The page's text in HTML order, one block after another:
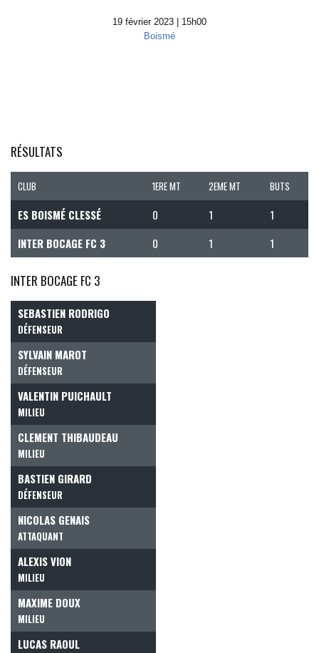
19 février 2023 | 15h00
Boismé
RÉSULTATS
CLUB 1ERE MT 2EME MT BUTS
ES BOISMÉ CLESSÉ 0 1
1
INTER BOCAGE FC 3
0 1 1
INTER BOCAGE FC 3
SEBASTIEN RODRIGO
DÉFENSEUR
SYLVAIN MAROT
DÉFENSEUR
VALENTIN PUICHAULT
MILIEU
CLEMENT THIBAUDEAU
MILIEU
BASTIEN GIRARD
DÉFENSEUR
NICOLAS GENAIS
ATTAQUANT
ALEXIS VION
MILIEU
MAXIME DOUX
MILIEU
LUCAS RAOUL